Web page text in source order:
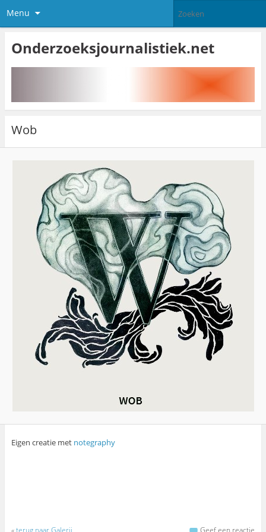
Menu
Onderzoeksjournalistiek.net
Wob
Eigen creatie met notegraphy
«terug naar Galerij Geef een reactie